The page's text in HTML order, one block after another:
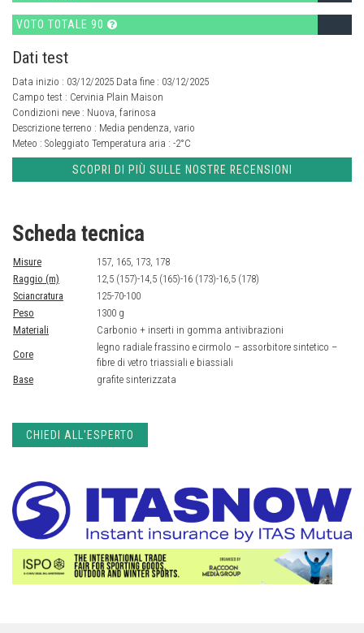
VOTO TOTALE 90
Dati test
Data inizio : 03/12/2025 Data fine : 03/12/2025
Campo test : Cervinia Plain Maison
Condizioni neve : Nuova, farinosa
Descrizione terreno : Media pendenza, vario
Meteo : Soleggiato Temperatura aria : -2°C
SCOPRI DI PIÙ SULLE NOSTRE RECENSIONI
Scheda tecnica
Misure
157, 165, 173, 178
Raggio (m)
12,5 (157)-14,5 (165)-16 (173)-16,5 (178)
Sciancratura
125-70-100
Peso
1300 g
Materiali
Carbonio + inserti in gomma antivibrazioni
Core
legno radiale frassino e cirmolo – assorbitore sintetico –
fibre di vetro triassiali e biassiali
Base
grafite sinterizzata
CHIEDI ALL'ESPERTO